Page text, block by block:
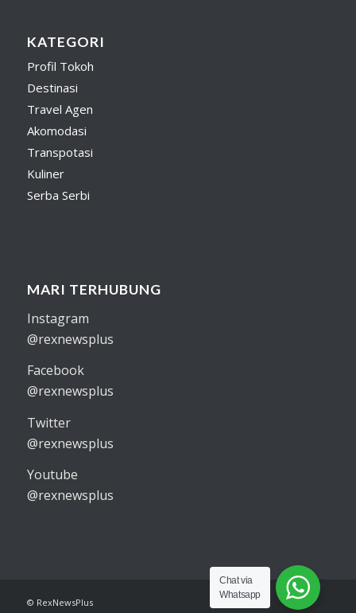
KATEGORI
Profil Tokoh
Destinasi
Travel Agen
Akomodasi
Transpotasi
Kuliner
Serba Serbi
MARI TERHUBUNG
Instagram
@rexnewsplus
Facebook
@rexnewsplus
Twitter
@rexnewsplus
Youtube
@rexnewsplus
© RexNewsPlus
Chat via
Whatsapp